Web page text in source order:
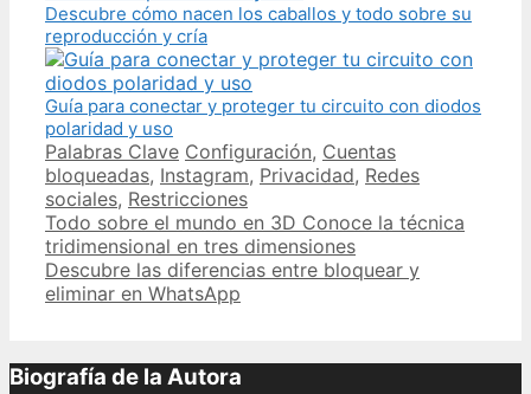
Descubre cómo nacen los caballos y todo sobre su
reproducción y cría
Guía para conectar y proteger tu circuito con diodos
polaridad y uso
Categories
Palabras Clave Tags
Configuración, Cuentas
bloqueadas, Instagram, Privacidad, Redes
sociales, Restricciones
Post
navigation
Todo sobre el mundo en 3D Conoce la técnica
tridimensional en tres dimensiones
Descubre las diferencias entre bloquear y
eliminar en WhatsApp
Biografía de la Autora